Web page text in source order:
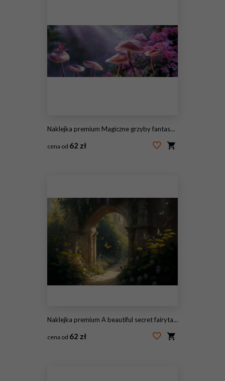
Naklejka premium Magiczne grzyby fantasy w zaczarowanym bajkowym marzycielskim lesie elfów z bajecznie kwitnącym kwiatem różowej róży i motylem na tajemniczym tle, błyszczącymi świecącymi gwiazdami i promieniami księżyca w nocy
cena od 62 zł
Naklejka premium A beautiful secret fairytale garden with flower arches and beautiful tropical forest with colorful vegetation
cena od 62 zł